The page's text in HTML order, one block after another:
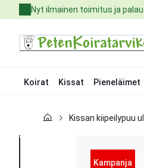
to
Nyt ilmainen toimitus ja
Koirat Kissat Pieneläimet
Kissat
Kissan kiipeilypuu
Kampanja